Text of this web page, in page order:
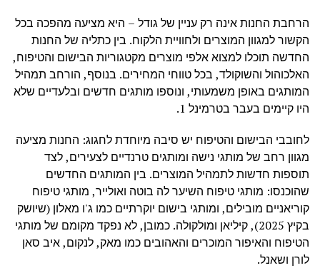
הרחבת החנות אינה רק עניין של גודל – היא מציעה מהפכה בכל
הקשור למגוון המוצרים ולחוויית הלקוח. בין כתליה של החנות
החדשה תוכלו למצוא אלפי מוצרים מקטגוריות הבישום והטיפוח,
האלכוהול והשוקולד, בכל טווחי המחירים. בנוסף, הורחב תמהיל
המותגים באופן משמעותי, ונוספו מותגים חדשים ובלעדיים שלא
היו קיימים בעבר בטרמינל 1.
לחובבי הבישום והטיפוח יש סיבה מיוחדת לחגוג: החנות מציעה
מגוון רחב של מותגי נישה ומותגים טרנדיים לצעירים, לצד
תוספות חדשות לתמהיל המוצרים. בין המותגים החדשים
שהוכנסו: מותגי טיפוח השיער לה בוטה ואולייר, מותגי טיפוח
קוריאניים מובילים, ומותגי בישום יוקרתיים כמו ג'ו מאלון (שיושק
בקיץ 2025), קיליאן ומולקולה. כמובן, לא נפקד מקומם של מותגי
הטיפוח והאיפור המוכרים והאהובים כמו מאק, לנקום, איב סאן
לורן ושאנל.